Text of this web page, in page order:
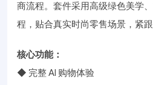
商流程。套件采用高级绿色美学
程，贴合真实时尚零售场景，紧跟
核心功能：
◆ 完整 AI 购物体验